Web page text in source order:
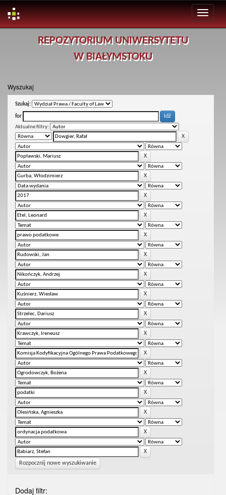
REPOZYTORIUM UNIWERSYTETU
W BIAŁYMSTOKU
Wyszukaj
Szukaj:
for
Aktualne filtry:
Rozpocznij nowe wyszukiwanie
Dodaj filtr: